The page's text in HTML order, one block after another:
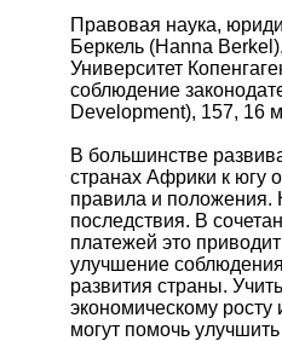
Правовая наука,
Беркель (Hanna
Университет
соблюдение
Development), 157, 16
В большинстве
странах Африки к югу
правила и положения.
последствия. В
платежей это
улучшение
развития страны.
экономическому
могут помочь